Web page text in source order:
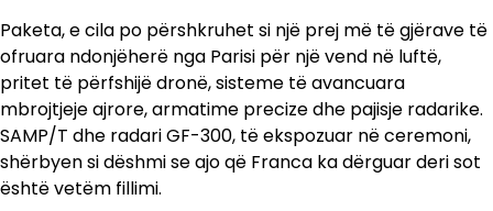
Paketa, e cila po përshkruhet si një prej më të gjërave të
ofruara ndonjëherë nga Parisi për një vend në luftë,
pritet të përfshijë dronë, sisteme të avancuara
mbrojtjeje ajrore, armatime precize dhe pajisje radarike.
SAMP/T dhe radari GF-300, të ekspozuar në ceremoni,
shërbyen si dëshmi se ajo që Franca ka dërguar deri sot
është vetëm fillimi.